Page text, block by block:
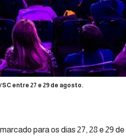
entre 27 e 29 de agosto.
para os dias 27, 28 e 29